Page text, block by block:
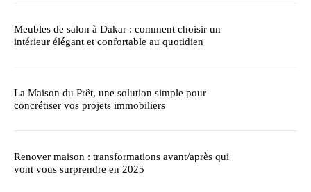
Meubles de salon à Dakar : comment choisir un
intérieur élégant et confortable au quotidien
La Maison du Prêt, une solution simple pour
concrétiser vos projets immobiliers
Renover maison : transformations avant/après qui
vont vous surprendre en 2025